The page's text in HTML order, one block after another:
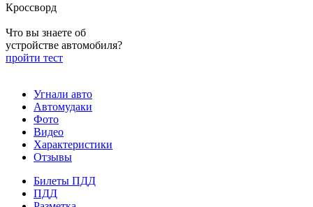
Кроссворд
Что вы знаете об
устройстве автомобиля?
пройти тест
Угнали авто
Автомудаки
Фото
Видео
Характеристики
Отзывы
Билеты ПДД
ПДД